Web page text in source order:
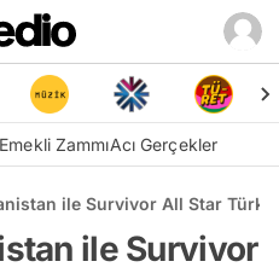
Emekli ZammıAcı Gerçekler
ile Survivor All Star
ile Survivor